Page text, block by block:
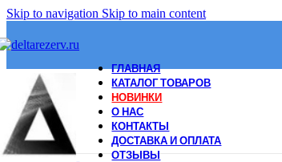
Skip to navigation Skip to main content
ГЛАВНАЯ
КАТАЛОГ ТОВАРОВ
НОВИНКИ
О НАС
КОНТАКТЫ
ДОСТАВКА И ОПЛАТА
ОТЗЫВЫ